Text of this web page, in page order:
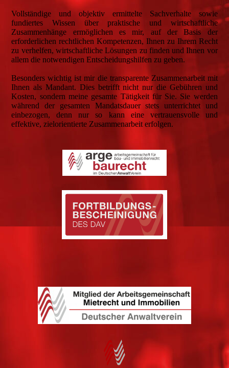
Vollständige und objektiv ermittelte Sachverhalte sowie
fundiertes Wissen über praktische und wirtschaftliche
Zusammenhänge ermöglichen es mir, auf der Basis der
erforderlichen rechtlichen Kompetenzen, Ihnen zu Ihrem Recht
zu verhelfen, wirtschaftliche Lösungen zu finden und Ihnen vor
allem die notwendigen Entscheidungshilfen zu geben.
Besonders wichtig ist mir die transparente Zusammenarbeit mit
Ihnen als Mandant. Dies betrifft nicht nur die Gebühren und
Kosten, sondern meine gesamte Tätigkeit für Sie. Sie werden
während der gesamten Mandatsdauer stets unterrichtet und
einbezogen, denn nur so kann eine vertrauensvolle und
effektive, zielorientierte Zusammenarbeit erfolgen.